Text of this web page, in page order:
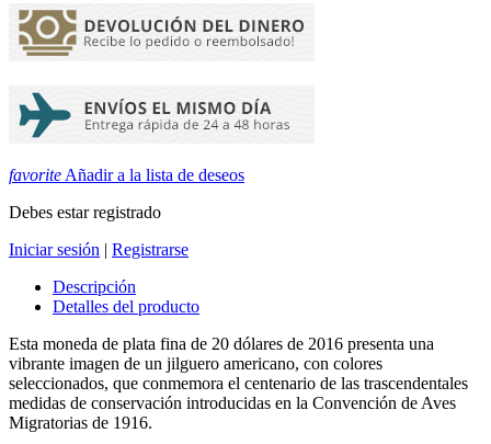
favorite Añadir a la lista de deseos
Debes estar registrado
Iniciar sesión | Registrarse
Descripción
Detalles del producto
Esta moneda de plata fina de 20 dólares de 2016 presenta una
vibrante imagen de un jilguero americano, con colores
seleccionados, que conmemora el centenario de las trascendentales
medidas de conservación introducidas en la Convención de Aves
Migratorias de 1916.